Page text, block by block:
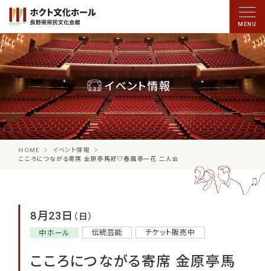
イベント情報
HOME
イベント情報
こころにつながる寄席 金原亭馬好♡春風亭一花 二人会
8月23日 （日）
中ホール 伝統芸能 チケット販売中
こころにつながる寄席 金原亭馬